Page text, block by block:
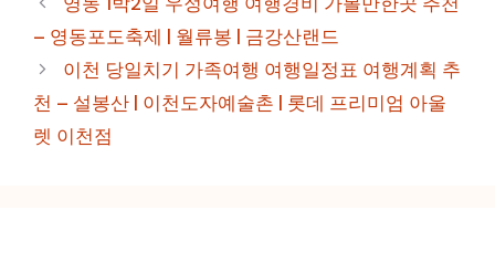
리
– 영동포도축제 | 월류봉 | 금강산랜드
이천 당일치기 가족여행 여행일정표 여행계획 추
천 – 설봉산 | 이천도자예술촌 | 롯데 프리미엄 아울
렛 이천점